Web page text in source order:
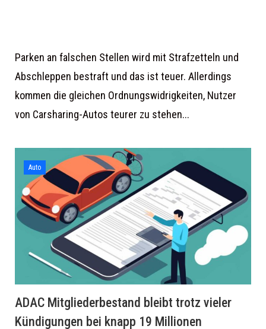
Parken an falschen Stellen wird mit Strafzetteln und
Abschleppen bestraft und das ist teuer. Allerdings
kommen die gleichen Ordnungswidrigkeiten, Nutzer
von Carsharing-Autos teurer zu stehen...
Auto
ADAC Mitgliederbestand bleibt trotz vieler
Kündigungen bei knapp 19 Millionen